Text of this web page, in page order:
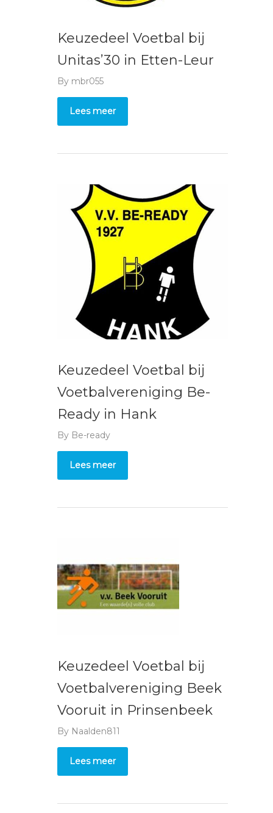
Keuzedeel Voetbal bij
Unitas’30 in Etten-Leur
By mbr055
Lees meer
Keuzedeel Voetbal bij
Voetbalvereniging Be-
Ready in Hank
By Be-ready
Lees meer
Keuzedeel Voetbal bij
Voetbalvereniging Beek
Vooruit in Prinsenbeek
By Naalden811
Lees meer